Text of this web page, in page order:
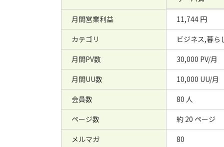
月間営業利益
11,744 円
カテゴリ
ビジネス,暮ら
月間PV数
30,000 PV/月
月間UU数
10,000 UU/月
会員数
80 人
ページ数
約 20 ページ
メルマガ
80